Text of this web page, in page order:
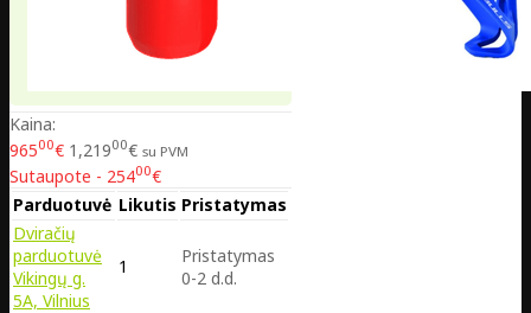
Kaina:
96500€ 1,21900€ su PVM
Sutaupote - 25400€
Parduotuvė Likutis Pristatymas
Dviračių
parduotuvė
Vikingų g.
5A, Vilnius
1
Pristatymas
0-2 d.d.